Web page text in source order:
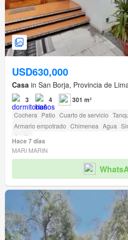
USD630,000
Casa in San Borja, Provincia de
3 4 301 m²
Cochera Patio Cuarto de servicio
Armario empotrado Chimenea Agua
Jardín
Hace 7 días
MARI MARIN